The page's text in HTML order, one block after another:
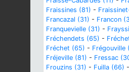
Fraissines (81) -
Francazal (31) - Francon
Franquevielle (31) -
Fréchendets (65) -
Fréchet (65) - Frégouville
Fréjeville (81) - Fressac
Frouzins (31) - Fuilla (66) -